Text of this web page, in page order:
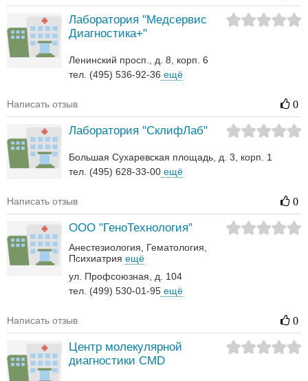
Лаборатория "Медсервис
Диагностика+"
Ленинский просп., д. 8, корп. 6
тел. (495) 536-92-36 ещё
Написать отзыв 0
Лаборатория "СклифЛаб"
Большая Сухаревская площадь, д. 3, корп. 1
тел. (495) 628-33-00 ещё
Написать отзыв 0
ООО "ГеноТехнология"
Анестезиология
Гематология‎
Психиатрия ещё
ул. Профсоюзная, д. 104
тел. (499) 530-01-95 ещё
Написать отзыв 0
Центр молекулярной
диагностики CMD